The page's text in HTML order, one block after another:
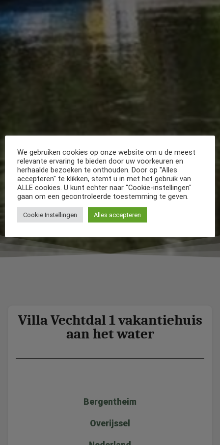
Villa Vechtdal 1 vakantiehuis
aan het water
Bergentheim
Overijssel
We gebruiken cookies op onze website om u de meest
relevante ervaring te bieden door uw voorkeuren en
herhaalde bezoeken te onthouden. Door op "Alles
accepteren" te klikken, stemt u in met het gebruik van
ALLE cookies. U kunt echter naar "Cookie-instellingen"
gaan om een gecontroleerde toestemming te geven.
Cookie Instellingen Alles accepteren